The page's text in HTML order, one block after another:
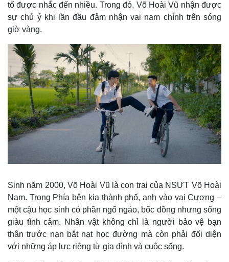
Bất động sản
Khởi nghiệp
Giá vàng
Tiêu dùng
Tỷ giá
Chứng khoán
Giá cà phê
tố được nhắc đến nhiều. Trong đó, Võ Hoài Vũ nhận được
sự chú ý khi lần đầu đảm nhận vai nam chính trên sóng
giờ vàng.
Sinh năm 2000, Võ Hoài Vũ là con trai của NSƯT Võ Hoài
Nam. Trong Phía bên kia thành phố, anh vào vai Cương –
một cậu học sinh có phần ngổ ngáo, bốc đồng nhưng sống
giàu tình cảm. Nhân vật không chỉ là người bảo vệ bạn
thân trước nạn bắt nạt học đường mà còn phải đối diện
với những áp lực riêng từ gia đình và cuộc sống.